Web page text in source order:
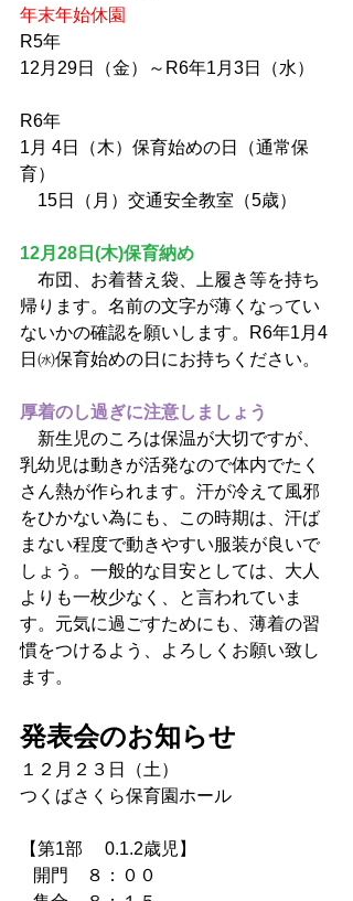
年末年始休園
R5年
12月29日（金）～R6年1月3日（水）
R6年
1月 4日（木）保育始めの日（通常保
育）
    15日（月）交通安全教室（5歳）
12月28日(木)保育納め
布団、お着替え袋、上履き等を持ち
帰ります。名前の文字が薄くなってい
ないかの確認を願いします。R6年1月4
日㈬保育始めの日にお持ちください。
厚着のし過ぎに注意しましょう
新生児のころは保温が大切ですが、
乳幼児は動きが活発なので体内でたく
さん熱が作られます。汗が冷えて風邪
をひかない為にも、この時期は、汗ば
まない程度で動きやすい服装が良いで
しょう。一般的な目安としては、大人
よりも一枚少なく、と言われていま
す。元気に過ごすためにも、薄着の習
慣をつけるよう、よろしくお願い致し
ます。
発表会のお知らせ
１２月２３日（土）
つくばさくら保育園ホール
【第1部 　0.1.2歳児】
   開門　８：００